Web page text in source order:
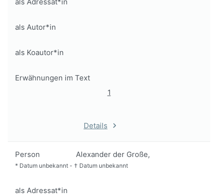
als Autor*in
als Koautor*in
Erwähnungen im Text
1
Details
Person Alexander der Große,
* Datum unbekannt - † Datum unbekannt
als Adressat*in